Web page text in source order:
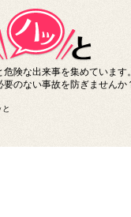
険な出来事を集めています。
のない事故を防ぎませんか